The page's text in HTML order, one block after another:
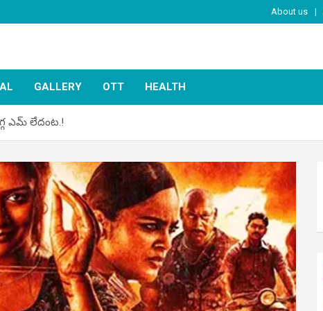
About us
GALLERY OTT HEALTH
ఎమ్ లేదంట.!